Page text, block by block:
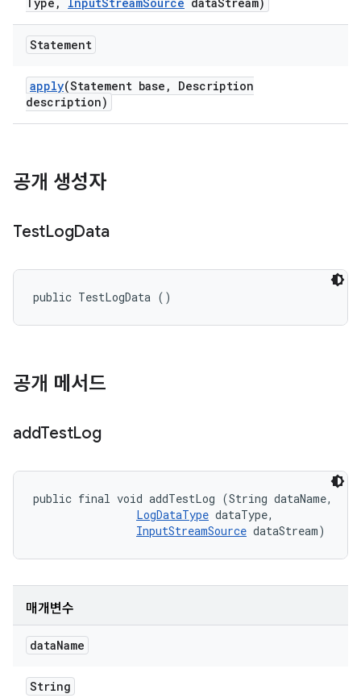
Statement
apply(Statement base ,
Description
description)
공개 생성자
TestLogData
public TestLogData ()
공개 메서드
addTestLog
public final void addTestLog (String dataName,
LogDataType dataType,
InputStreamSource dataStream)
매개변수
dataName
String